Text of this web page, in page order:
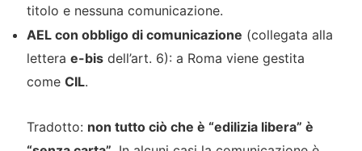
titolo e nessuna comunicazione.
AEL con obbligo di comunicazione (collegata alla
lettera e-bisdell’art. 6): a Roma viene gestita
come CIL.
Tradotto: non tutto ciò che è “edilizia libera” è